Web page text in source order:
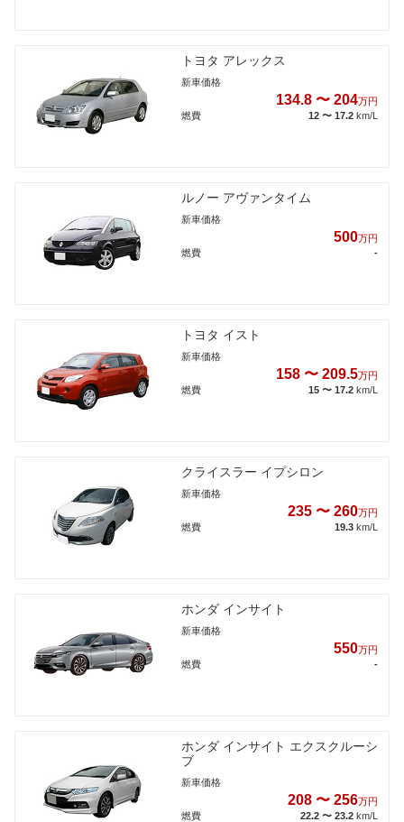
トヨタ アレックス
新車価格
134.8 〜 204万円
燃費
12 〜 17.2 km/L
ルノー アヴァンタイム
新車価格
500万円
燃費
-
トヨタ イスト
新車価格
158 〜 209.5万円
燃費
15 〜 17.2 km/L
クライスラー イプシロン
新車価格
235 〜 260万円
燃費
19.3 km/L
ホンダ インサイト
新車価格
550万円
燃費
-
ホンダ インサイト エクスクルーシ
ブ
新車価格
208 〜 256万円
燃費
22.2 〜 23.2 km/L